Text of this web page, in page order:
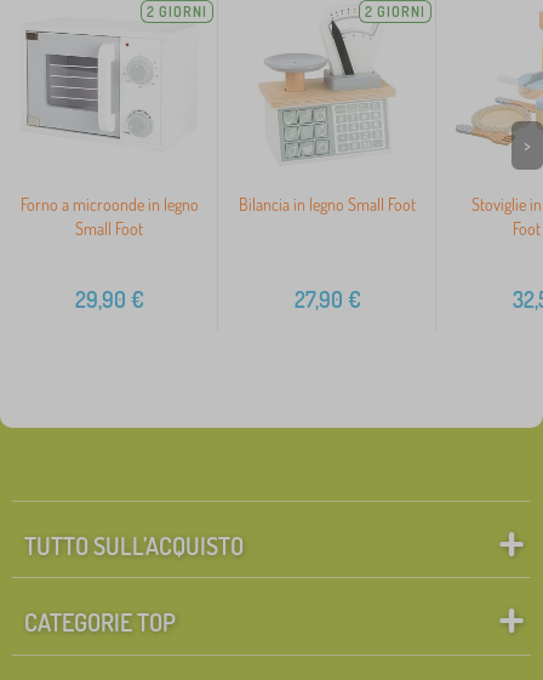
2 GIORNI
Forno a microonde in legno
Small Foot
29,90 €
2 GIORNI
Bilancia in legno Small Foot
27,90 €
Stoviglie
>
TUTTO SULL’ACQUISTO
CATEGORIE TOP